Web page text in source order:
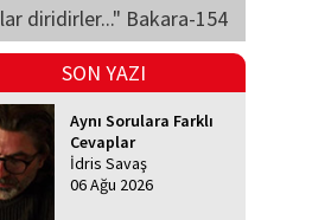
diridirler..." Bakara-154
SON YAZI
Aynı Sorulara Farklı
Cevaplar
İdris Savaş
06 Ağu 2026